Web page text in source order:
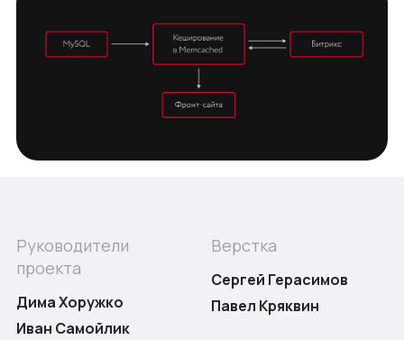
Руководители
проекта
Дима Хоружко
Иван Самойлик
Верстка
Сергей Герасимов
Павел Кряквин